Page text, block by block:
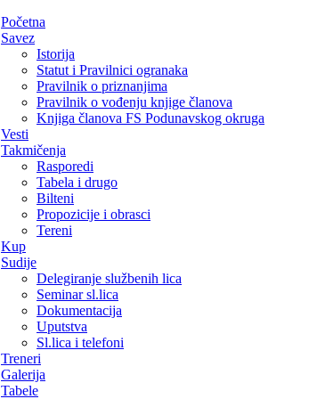
Početna
Savez
Istorija
Statut i Pravilnici ogranaka
Pravilnik o priznanjima
Pravilnik o vođenju knjige članova
Knjiga članova FS Podunavskog okruga
Vesti
Takmičenja
Rasporedi
Tabela i drugo
Bilteni
Propozicije i obrasci
Tereni
Kup
Sudije
Delegiranje službenih lica
Seminar sl.lica
Dokumentacija
Uputstva
Sl.lica i telefoni
Treneri
Galerija
Tabele